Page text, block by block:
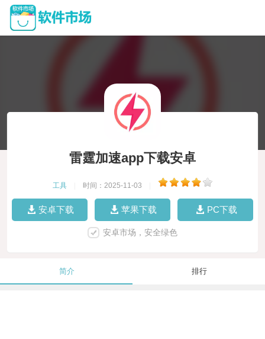
雷霆加速app下载安卓
工具 时间：2025-11-03
安卓下载 苹果下载 PC下载
安卓市场，安全绿色
简介 排行